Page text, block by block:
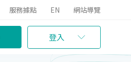
服務據點 EN 網站導覽
登入